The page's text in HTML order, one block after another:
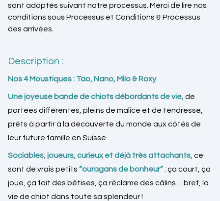
sont adoptés suivant notre processus. Merci de lire nos
conditions sous Processus et Conditions & Processus
des arrivées.
Description :
Nos 4 Moustiques : Tao, Nano, Milo & Roxy
Une joyeuse bande de chiots débordants de vie,de
portées différentes, pleins de malice et de tendresse,
prêts à partir à la découverte du monde aux côtés de
leur future famille en Suisse.
Sociables, joueurs, curieux et déjà très attachants,ce
sont de vrais petits “ouragans de bonheur”: ça court, ça
joue, ça fait des bêtises, ça réclame des câlins… bref, la
vie de chiot dans toute sa splendeur !